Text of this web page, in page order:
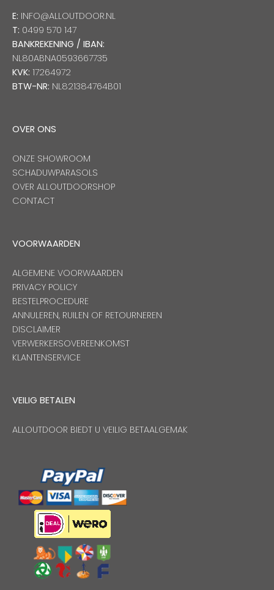
E: INFO@ALLOUTDOOR.NL
T: 0499 570 147
BANKREKENING / IBAN:
NL80ABNA0593667735
KVK: 17264972
BTW-NR: NL821384764B01
OVER ONS
ONZE SHOWROOM
SCHADUWPARASOLS
OVER ALLOUTDOORSHOP
CONTACT
VOORWAARDEN
ALGEMENE VOORWAARDEN
PRIVACY POLICY
BESTELPROCEDURE
ANNULEREN, RUILEN OF RETOURNEREN
DISCLAIMER
VERWERKERSOVEREENKOMST
KLANTENSERVICE
VEILIG BETALEN
ALLOUTDOOR BIEDT U VEILIG BETAALGEMAK